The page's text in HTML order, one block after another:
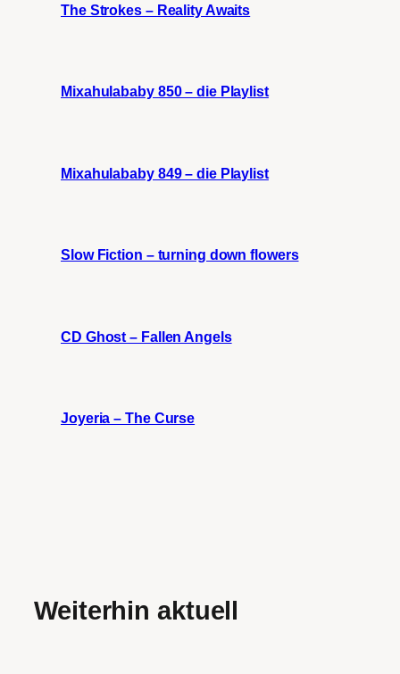
The Strokes – Reality Awaits
Mixahulababy 850 – die Playlist
Mixahulababy 849 – die Playlist
Slow Fiction – turning down flowers
CD Ghost – Fallen Angels
Joyeria – The Curse
Weiterhin aktuell